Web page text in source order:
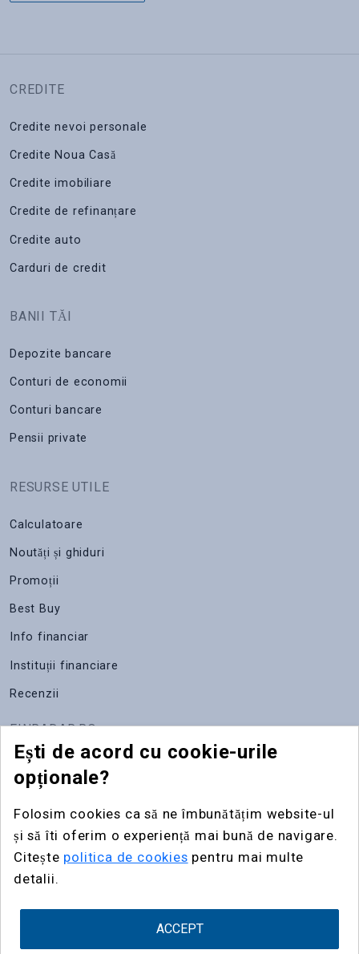
CREDITE
Credite nevoi personale
Credite Noua Casă
Credite imobiliare
Credite de refinanțare
Credite auto
Carduri de credit
BANII TĂI
Depozite bancare
Conturi de economii
Conturi bancare
Pensii private
RESURSE UTILE
Calculatoare
Noutăți și ghiduri
Promoții
Best Buy
Info financiar
Instituții financiare
Recenzii
FINRADAR.RO
Despre noi
Contact
Publicitate
Widgeturi
Ești de acord cu cookie-urile
opționale?
Folosim cookies ca să ne îmbunătățim website-ul
și să îti oferim o experiență mai bună de navigare.
Citește politica de cookies pentru mai multe
detalii.
ACCEPT